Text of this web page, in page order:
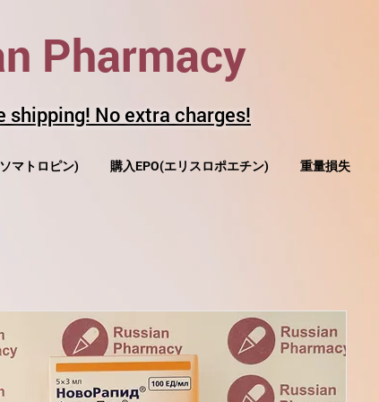
Pharmacy
shipping! No extra charges!
マトロピン) 購入EPO(エリスロポエチン) 重量損失